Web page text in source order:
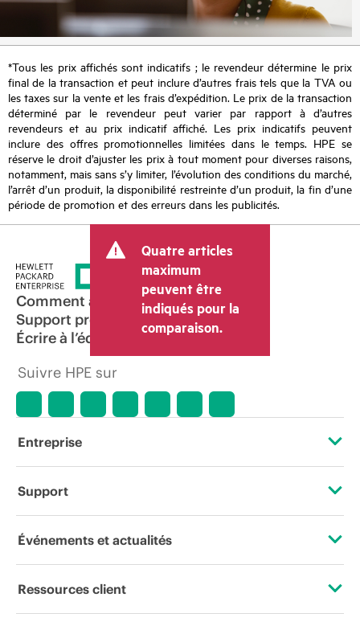
*Tous les prix affichés sont indicatifs ; le revendeur détermine le prix
final de la transaction et peut inclure d’autres frais tels que la TVA ou
les taxes sur la vente et les frais d’expédition. Le prix de la transaction
déterminé par le revendeur peut varier par rapport à d’autres
revendeurs et au prix indicatif affiché. Les prix indicatifs peuvent
inclure des offres promotionnelles limitées dans le temps. HPE se
réserve le droit d’ajuster les prix à tout moment pour diverses raisons,
notamment, mais sans s’y limiter, l’évolution des conditions du marché,
l’arrêt d’un produit, la disponibilité restreinte d’un produit, la fin d’une
période de promotion et des erreurs dans les publicités.
Quatre articles
maximum
peuvent être
indiqués pour la
comparaison.
Comment acheter
Support produit
Écrire à l’équipe commerciale
Suivre HPE sur
Entreprise
À propos de HPE
Responsabilité d’entreprise
Support
Services d’assistance opérationnelle (OSS)
Événements et actualités
Événements
Ressources client